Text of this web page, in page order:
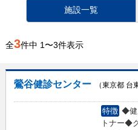
施設一覧
全3件中 1〜3件表示
鶯谷健診センター
（東京都 台
特徴 ◆健
トナー◆